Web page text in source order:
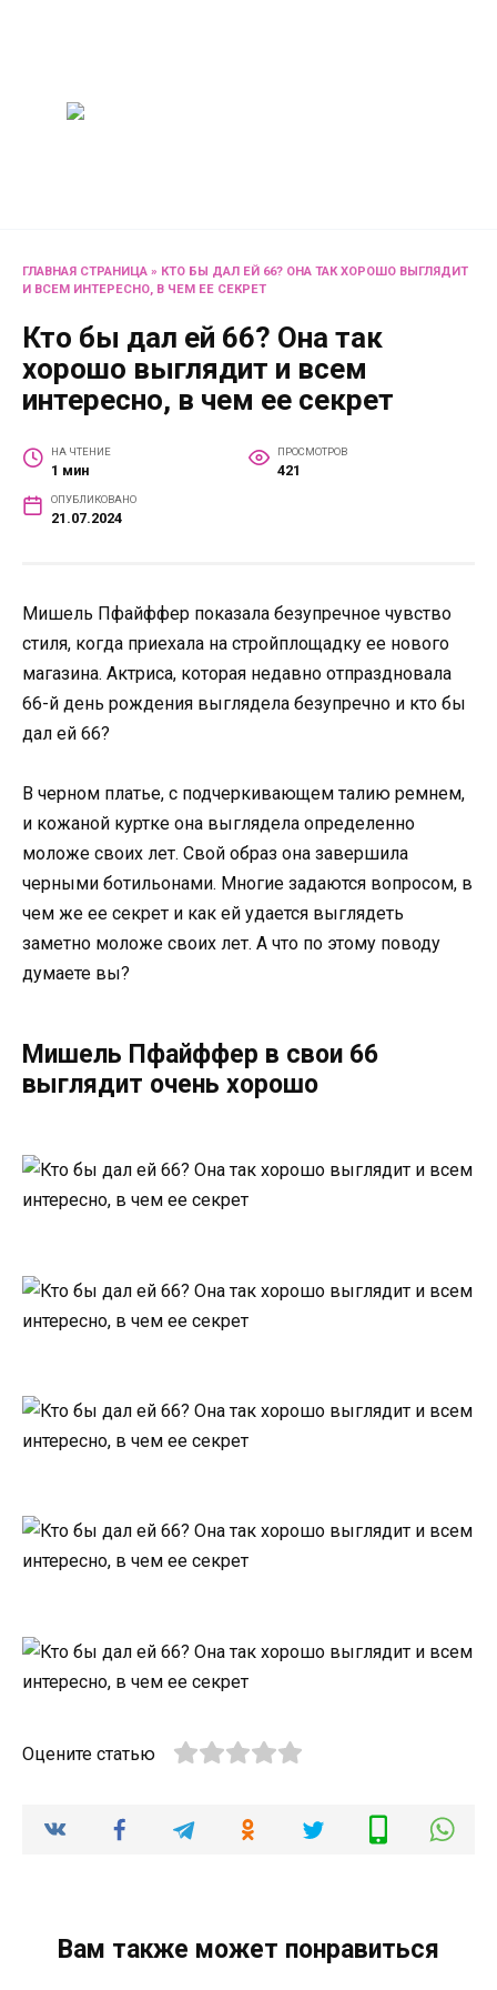
ГЛАВНАЯ СТРАНИЦА » КТО БЫ ДАЛ ЕЙ 66? ОНА ТАК ХОРОШО ВЫГЛЯДИТ
И ВСЕМ ИНТЕРЕСНО, В ЧЕМ ЕЕ СЕКРЕТ
Кто бы дал ей 66? Она так
хорошо выглядит и всем
интересно, в чем ее секрет
НА ЧТЕНИЕ
1 мин
ПРОСМОТРОВ
421
ОПУБЛИКОВАНО
21.07.2024
Мишель Пфайффер показала безупречное чувство
стиля, когда приехала на стройплощадку ее нового
магазина. Актриса, которая недавно отпраздновала
66-й день рождения выглядела безупречно и кто бы
дал ей 66?
В черном платье, с подчеркивающем талию ремнем,
и кожаной куртке она выглядела определенно
моложе своих лет. Свой образ она завершила
черными ботильонами. Многие задаются вопросом, в
чем же ее секрет и как ей удается выглядеть
заметно моложе своих лет. А что по этому поводу
думаете вы?
Мишель Пфайффер в свои 66
выглядит очень хорошо
Оцените статью
Вам также может понравиться